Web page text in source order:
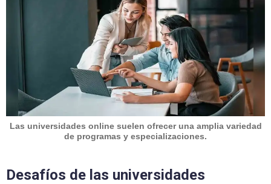
Las universidades online suelen ofrecer una amplia variedad
de programas y especializaciones.
Desafíos de las universidades